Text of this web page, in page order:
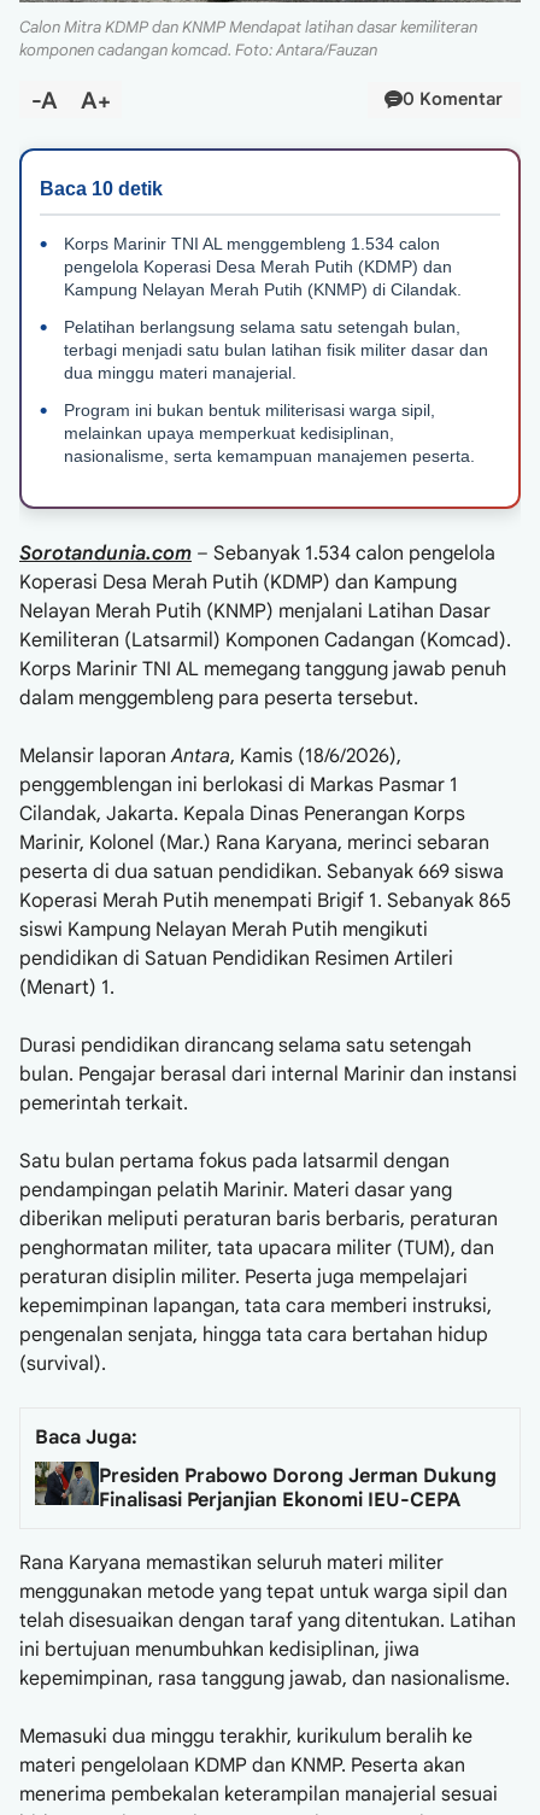
Calon Mitra KDMP dan KNMP Mendapat latihan dasar kemiliteran
komponen cadangan komcad. Foto: Antara/Fauzan
-A A+ 0 Komentar
Korps Marinir TNI AL menggembleng 1.534 calon
pengelola Koperasi Desa Merah Putih (KDMP) dan
Kampung Nelayan Merah Putih (KNMP) di Cilandak.
Pelatihan berlangsung selama satu setengah bulan,
terbagi menjadi satu bulan latihan fisik militer dasar dan
dua minggu materi manajerial.
Program ini bukan bentuk militerisasi warga sipil,
melainkan upaya memperkuat kedisiplinan,
nasionalisme, serta kemampuan manajemen peserta.
Sorotandunia.com – Sebanyak 1.534 calon pengelola
Koperasi Desa Merah Putih (KDMP) dan Kampung
Nelayan Merah Putih (KNMP) menjalani Latihan Dasar
Kemiliteran (Latsarmil) Komponen Cadangan (Komcad).
Korps Marinir TNI AL memegang tanggung jawab penuh
dalam menggembleng para peserta tersebut.
Melansir laporanAntara, Kamis (18/6/2026),
penggemblengan ini berlokasi di Markas Pasmar 1
Cilandak, Jakarta. Kepala Dinas Penerangan Korps
Marinir, Kolonel (Mar.) Rana Karyana, merinci sebaran
peserta di dua satuan pendidikan. Sebanyak 669 siswa
Koperasi Merah Putih menempati Brigif 1. Sebanyak 865
siswi Kampung Nelayan Merah Putih mengikuti
pendidikan di Satuan Pendidikan Resimen Artileri
(Menart) 1.
Durasi pendidikan dirancang selama satu setengah
bulan. Pengajar berasal dari internal Marinir dan instansi
pemerintah terkait.
Satu bulan pertama fokus pada latsarmil dengan
pendampingan pelatih Marinir. Materi dasar yang
diberikan meliputi peraturan baris berbaris, peraturan
penghormatan militer, tata upacara militer (TUM), dan
peraturan disiplin militer. Peserta juga mempelajari
kepemimpinan lapangan, tata cara memberi instruksi,
pengenalan senjata, hingga tata cara bertahan hidup
(survival).
Baca Juga:
Presiden Prabowo Dorong Jerman Dukung
Finalisasi Perjanjian Ekonomi IEU-CEPA
Rana Karyana memastikan seluruh materi militer
menggunakan metode yang tepat untuk warga sipil dan
telah disesuaikan dengan taraf yang ditentukan. Latihan
ini bertujuan menumbuhkan kedisiplinan, jiwa
kepemimpinan, rasa tanggung jawab, dan nasionalisme.
Memasuki dua minggu terakhir, kurikulum beralih ke
materi pengelolaan KDMP dan KNMP. Peserta akan
menerima pembekalan keterampilan manajerial sesuai